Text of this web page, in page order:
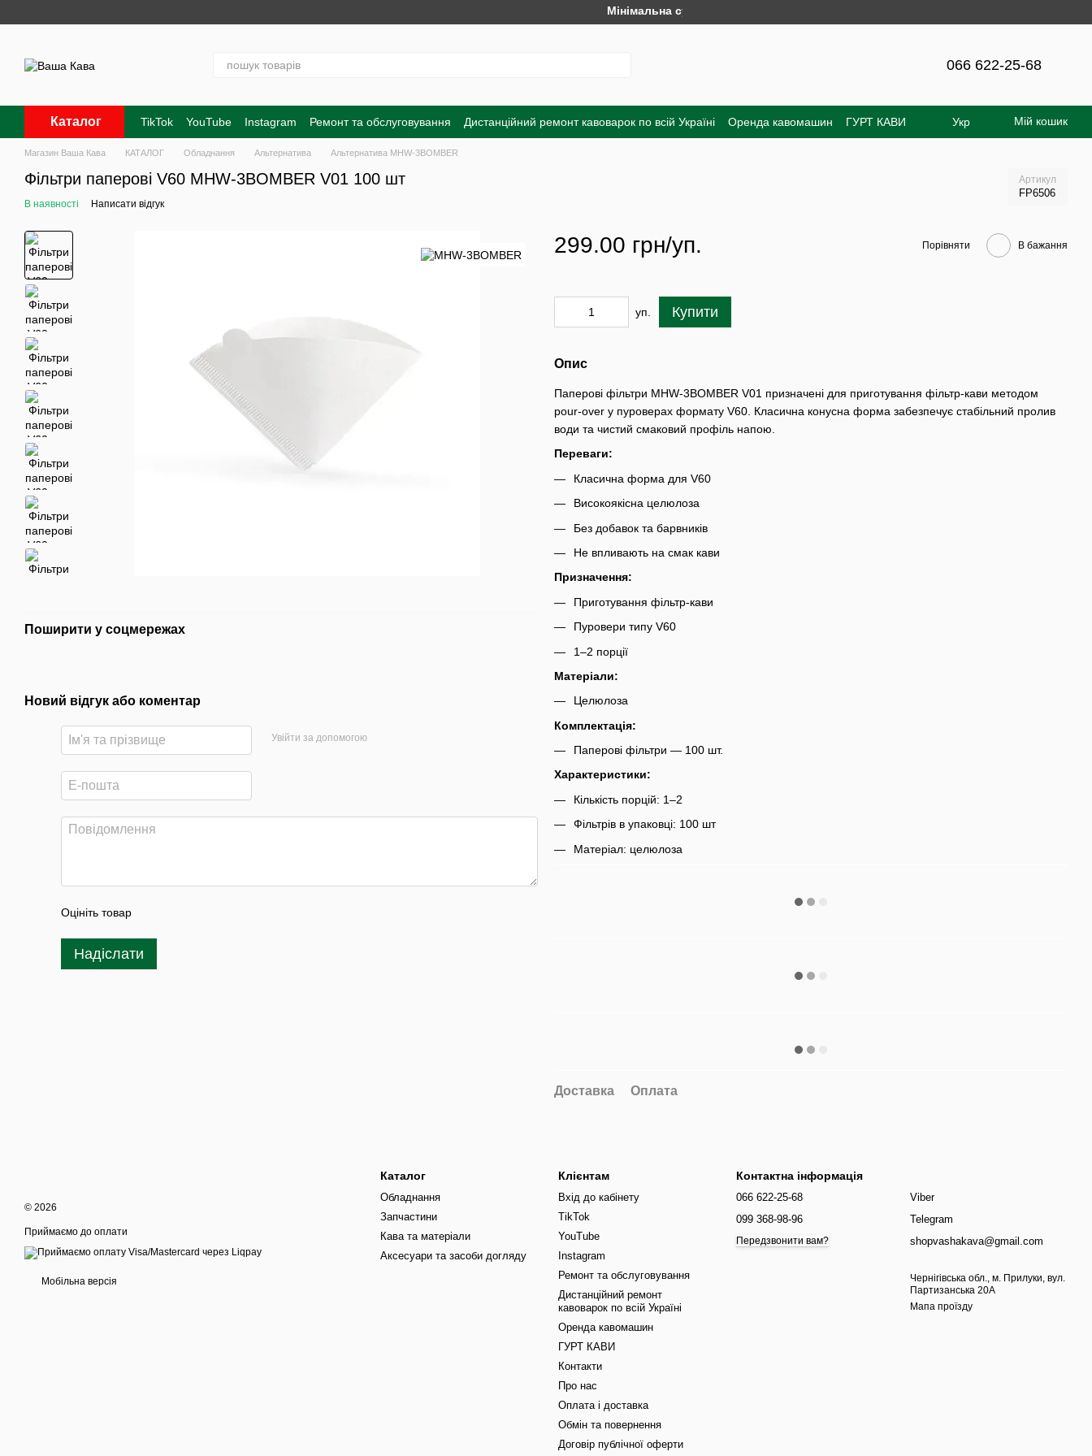
Мінімальна сума замовлення на сайті - 300 грн!
066 622-25-68
Каталог TikTok YouTube Instagram Ремонт та обслуговування Дистанційний ремонт кавоварок по всій Україні Оренда кавомашин
ГУРТ КАВИ
Контакти
Про нас Оплата і доставка Обмін та повернення Договір публічної оферти Угода користувача Відгуки про магазин
Укр Мій кошик
Магазин Ваша Кава КАТАЛОГ Обладнання Альтернатива Альтернатива MHW-3BOMBER
Фільтри паперові V60 MHW-3BOMBER V01 100 шт Артикул
FP6506
В наявності Написати відгук
Поширити у соцмережах
Новий відгук або коментар
Увійти за допомогою
Оцініть товар
Надіслати
299.00 грн/уп. Порівняти В бажання
уп. Купити
Опис
Паперові фільтри MHW-3BOMBER V01 призначені для приготування фільтр-кави методом
pour-over у пуроверах формату V60. Класична конусна форма забезпечує стабільний пролив
води та чистий смаковий профіль напою.
Переваги:
Класична форма для V60
Високоякісна целюлоза
Без добавок та барвників
Не впливають на смак кави
Призначення:
Приготування фільтр-кави
Пуровери типу V60
1–2 порції
Матеріали:
Целюлоза
Комплектація:
Паперові фільтри — 100 шт.
Характеристики:
Кількість порцій: 1–2
Фільтрів в упаковці: 100 шт
Матеріал: целюлоза
Доставка Оплата
© 2026
Приймаємо до оплати
Мобільна версія
Каталог
Обладнання
Запчастини
Кава та матеріали
Аксесуари та засоби догляду
Клієнтам
Вхід до кабінету
TikTok
YouTube
Instagram
Ремонт та обслуговування
Дистанційний ремонт
кавоварок по всій Україні
Оренда кавомашин
ГУРТ КАВИ
Контакти
Про нас
Оплата і доставка
Обмін та повернення
Договір публічної оферти
Контактна інформація
066 622-25-68
099 368-98-96
Передзвонити вам?
Viber
Telegram
shopvashakava@gmail.com
Чернігівська обл., м. Прилуки, вул.
Партизанська 20А
Мапа проїзду